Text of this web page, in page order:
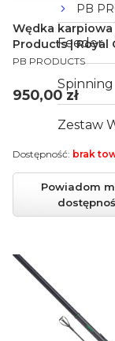
PB
Feeder
Spinning
Zestaw
Wędka karpiowa
Products | Royal
2.75lb
PRODUCENT
PB PRODUCTS
Cena
950,00 zł
Powiadom
Dostępność: brak